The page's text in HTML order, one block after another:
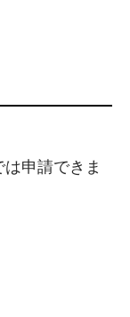
申請できま